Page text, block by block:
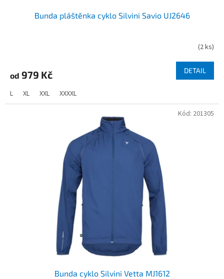
Bunda pláštěnka cyklo Silvini Savio UJ2646
(2 ks)
od 979 Kč DETAIL
L XL XXL XXXXL
Bunda cyklo Silvini Vetta MJ1612
Kód: 201305